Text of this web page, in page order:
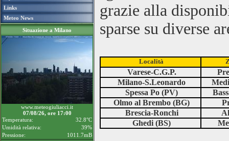
Links
Meteo News
Situazione a Milano
www.meteogiuliacci.it
07/08/26, ore 17:00
Temperatura:
32.8°C
Umidità relativa:
39%
Pressione:
1011.7mB
grazie alla
sparse su diverse
Località
Varese-C.G.P.
Milano-S.Leonardo
Spessa Po (PV)
Olmo al Brembo (BG)
Brescia-Ronchi
Ghedi (BS)